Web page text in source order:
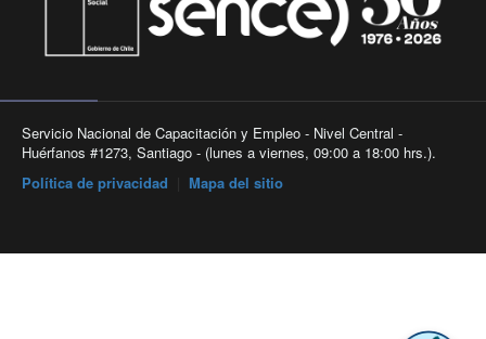
Servicio Nacional de Capacitación y Empleo - Nivel Central -
Huérfanos #1273, Santiago - (lunes a viernes, 09:00 a 18:00 hrs.).
Política de privacidad
Mapa del sitio